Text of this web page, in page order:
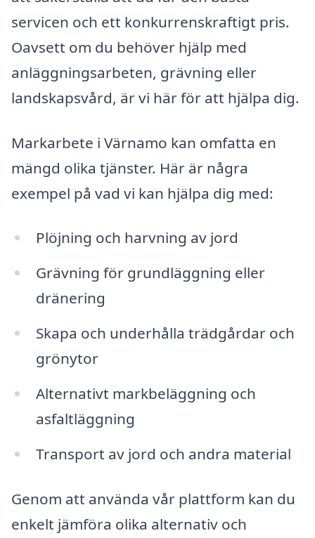
servicen och ett konkurrenskraftigt pris.
Oavsett om du behöver hjälp med
anläggningsarbeten, grävning eller
landskapsvård, är vi här för att hjälpa dig.
Markarbete i Värnamo kan omfatta en
mängd olika tjänster. Här är några
exempel på vad vi kan hjälpa dig med:
Plöjning och harvning av jord
Grävning för grundläggning eller
dränering
Skapa och underhålla trädgårdar och
grönytor
Alternativt markbeläggning och
asfaltläggning
Transport av jord och andra material
Genom att använda vår plattform kan du
enkelt jämföra olika alternativ och